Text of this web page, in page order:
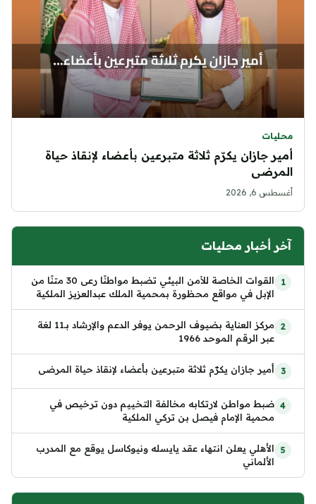
محليات
أمير جازان يكرّم ثلاثة متبرعين بأعضاء لإنقاذ حياة
المرضى
أغسطس 6, 2026
آخر أخبار محليات
القوات الخاصة للأمن البيئي تضبط مواطنًا رعى 30 متنًا من
الإبل في مواقع محظورة بمحمية الملك عبدالعزيز الملكية
مركز العناية بضيوف الرحمن يوفر الدعم والإرشاد بـ11 لغة
عبر الرقم الموحد 1966
أمير جازان يكرّم ثلاثة متبرعين بأعضاء لإنقاذ حياة المرضى
ضبط مواطن لارتكابه مخالفة التخييم دون ترخيص في
محمية الإمام فيصل بن تركي الملكية
الأهلي يعلن انتهاء عقد يايسله ونيوكاسل يوقع مع المدرب
الألماني